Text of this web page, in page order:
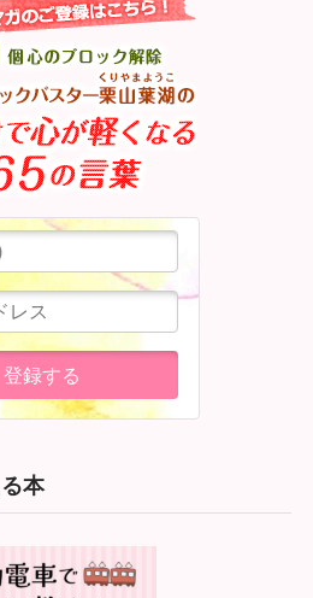
本